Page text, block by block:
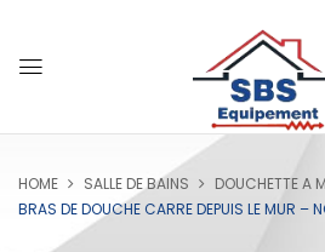
HOME SALLE DE BAINS
DOUCHETTE A
BRAS DE DOUCHE CARRE DEPUIS LE MUR –